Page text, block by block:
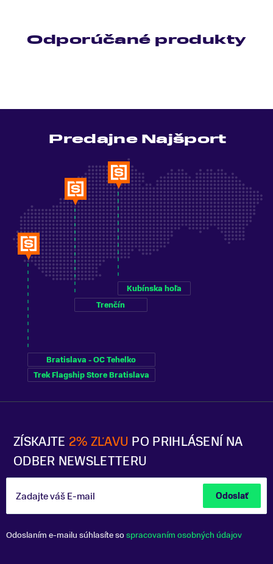
Odporúčané produkty
ZÍSKAJTE 2% ZĽAVU PO PRIHLÁSENÍ NA
ODBER NEWSLETTERU
Zadajte váš E-mail Odoslať
Odoslaním e-mailu súhlasíte sospracovaním osobných údajov
Predajne Najšport
Bratislava - OC Tehelko
Trek Flagship Store Bratislava
Trenčín
Kubínska hoľa